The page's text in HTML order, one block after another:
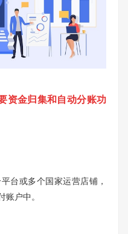
资金归集和自动分账功
或多个国家运营店铺，
账户中。